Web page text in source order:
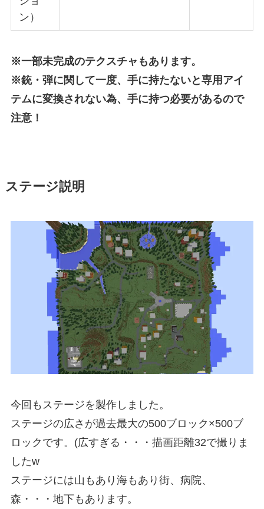
ン）
※一部未完成のテクスチャもあります。
※銃・弾に関して一度、手に持たないと専用アイ
テムに変換されない為、手に持つ必要があるので
注意！
ステージ説明
今回もステージを製作しました。
ステージの広さが過去最大の500ブロック×500ブ
ロックです。(広すぎる・・・描画距離32で撮りま
したw
ステージには山もあり海もあり街、病院、
森・・・地下もあります。